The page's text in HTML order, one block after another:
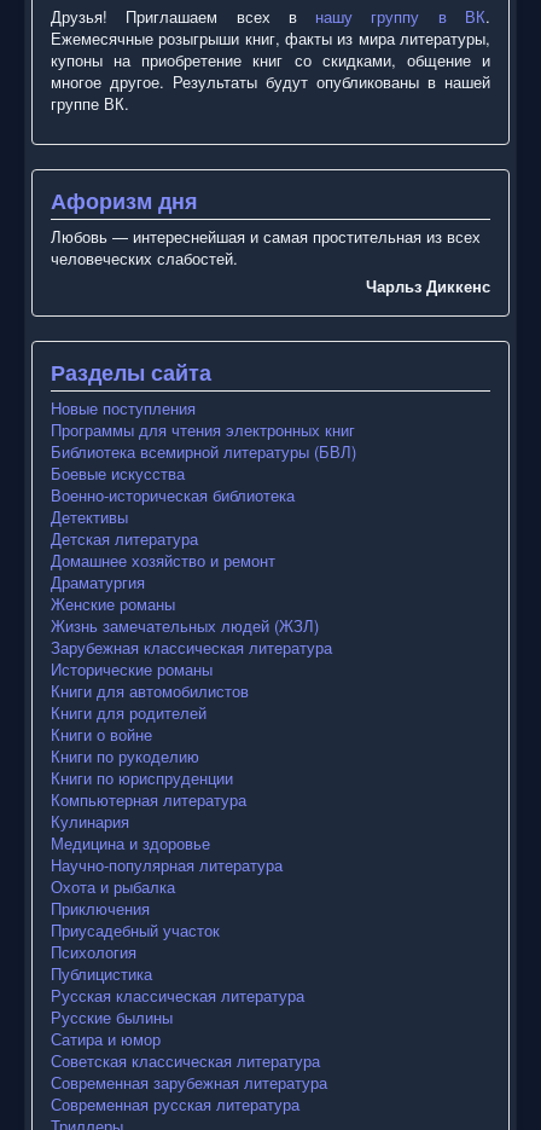
Друзья! Приглашаем всех в нашу группу в ВК.
Ежемесячные розыгрыши книг, факты из мира литературы,
купоны на приобретение книг со скидками, общение и
многое другое. Результаты будут опубликованы в нашей
группе ВК.
Афоризм дня
Любовь — интереснейшая и самая простительная из всех
человеческих слабостей.
Чарльз Диккенс
Разделы сайта
Новые поступления
Программы для чтения электронных книг
Библиотека всемирной литературы (БВЛ)
Боевые искусства
Военно-историческая библиотека
Детективы
Детская литература
Домашнее хозяйство и ремонт
Драматургия
Женские романы
Жизнь замечательных людей (ЖЗЛ)
Зарубежная классическая литература
Исторические романы
Книги для автомобилистов
Книги для родителей
Книги о войне
Книги по рукоделию
Книги по юриспруденции
Компьютерная литература
Кулинария
Медицина и здоровье
Научно-популярная литература
Охота и рыбалка
Приключения
Приусадебный участок
Психология
Публицистика
Русская классическая литература
Русские былины
Сатира и юмор
Советская классическая литература
Современная зарубежная литература
Современная русская литература